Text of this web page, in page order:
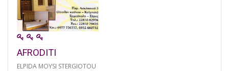
AFRODITI
ELPIDA MOYSI STERGIOTOU